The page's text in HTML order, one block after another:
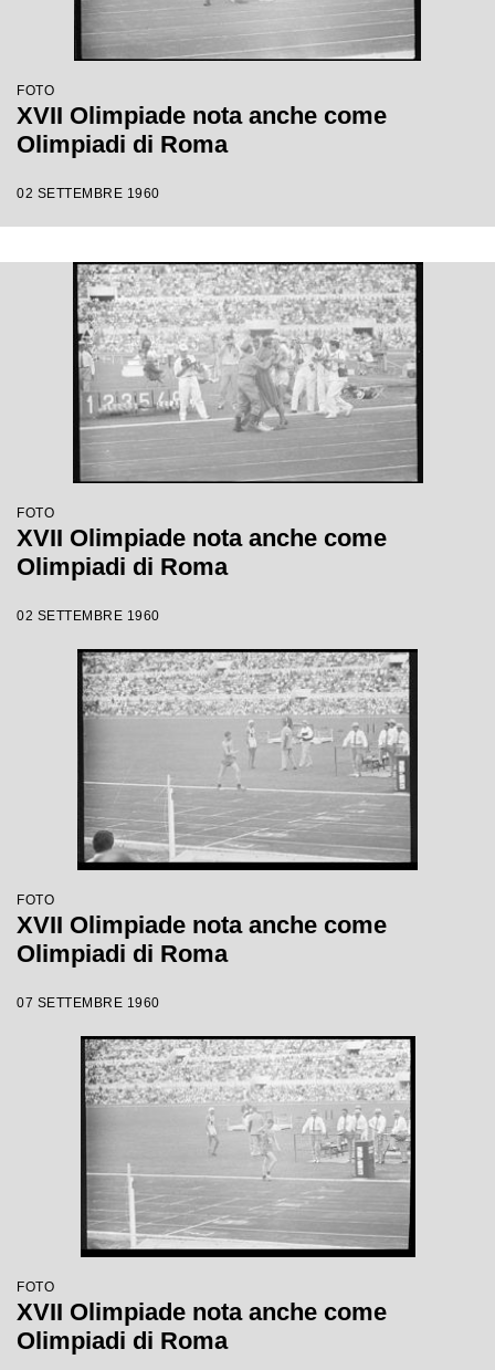
FOTO
XVII Olimpiade nota anche come
Olimpiadi di Roma
02 SETTEMBRE 1960
FOTO
XVII Olimpiade nota anche come
Olimpiadi di Roma
02 SETTEMBRE 1960
FOTO
XVII Olimpiade nota anche come
Olimpiadi di Roma
07 SETTEMBRE 1960
FOTO
XVII Olimpiade nota anche come
Olimpiadi di Roma